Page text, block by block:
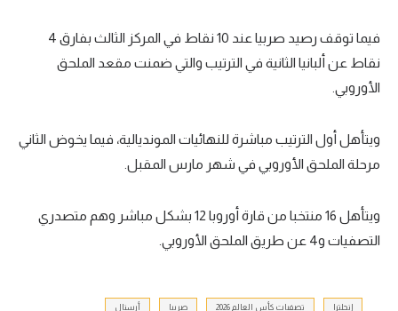
فيما توقف رصيد صربيا عند 10 نقاط في المركز الثالث بفارق 4
نقاط عن ألبانيا الثانية في الترتيب والتي ضمنت مقعد الملحق
الأوروبي.
ويتأهل أول الترتيب مباشرة للنهائيات المونديالية، فيما يخوض الثاني
مرحلة الملحق الأوروبي في شهر مارس المقبل.
ويتأهل 16 منتخبا من قارة أوروبا 12 بشكل مباشر وهم متصدري
التصفيات و4 عن طريق الملحق الأوروبي.
إنجلترا تصفيات كأس العالم 2026 صربيا أرسنال